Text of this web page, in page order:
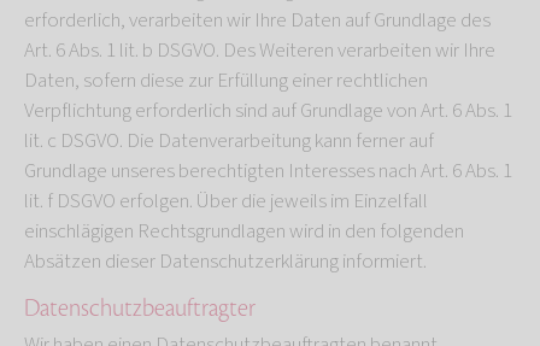
erforderlich, verarbeiten wir Ihre Daten auf Grundlage des
Art. 6 Abs. 1 lit. b DSGVO. Des Weiteren verarbeiten wir Ihre
Daten, sofern diese zur Erfüllung einer rechtlichen
Verpflichtung erforderlich sind auf Grundlage von Art. 6 Abs. 1
lit. c DSGVO. Die Datenverarbeitung kann ferner auf
Grundlage unseres berechtigten Interesses nach Art. 6 Abs. 1
lit. f DSGVO erfolgen. Über die jeweils im Einzelfall
einschlägigen Rechtsgrundlagen wird in den folgenden
Absätzen dieser Datenschutzerklärung informiert.
Datenschutz­beauftragter